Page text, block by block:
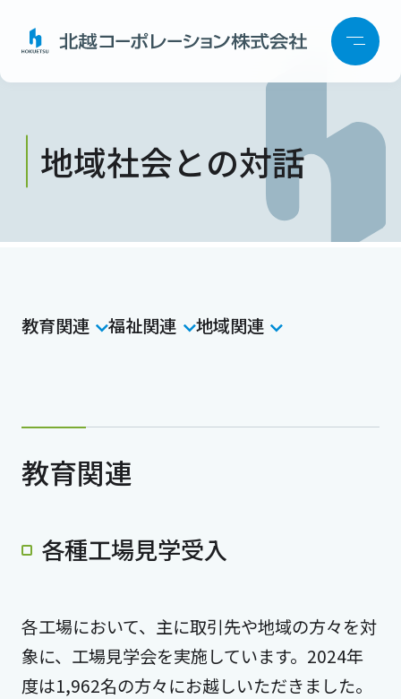
地域社会との対話
教育関連 福祉関連 地域関連
教育関連
各種工場見学受入
各工場において、主に取引先や地域の方々を対
象に、工場見学会を実施しています。2024年
度は1,962名の方々にお越しいただきました。